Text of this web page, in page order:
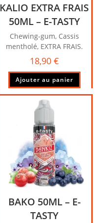
KALIO EXTRA FRAIS
50ML – E-TASTY
Chewing-gum, Cassis
mentholé, EXTRA FRAIS.
18,90 €
Ajouter au panier
BAKO 50ML – E-
TASTY